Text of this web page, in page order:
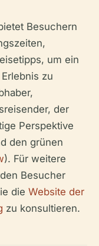
Besuchern
um ein
zu
der
Perspektive
den grünen
). Für weitere
Besucher
die Website der
zu konsultieren.